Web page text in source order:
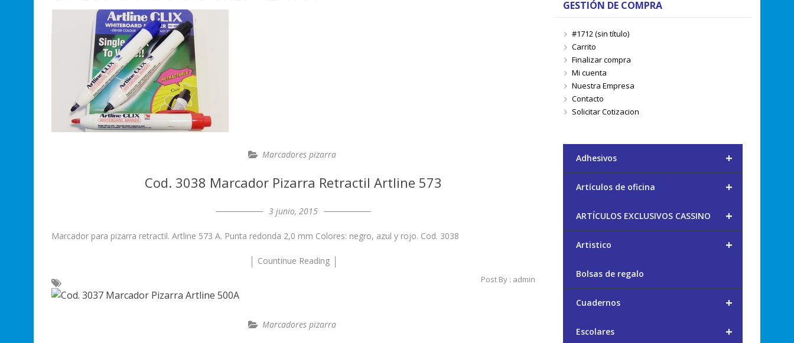
Marcadores pizarra
Cod. 3038 Marcador Pizarra Retractil Artline 573
3 junio, 2015
Marcador para pizarra retractil. Artline 573 A. Punta redonda 2,0 mm Colores: negro, azul y rojo. Cod. 3038
Countinue Reading
Post By : admin
Marcadores pizarra
GESTIÓN DE COMPRA
#1712 (sin título)
Carrito
Finalizar compra
Mi cuenta
Nuestra Empresa
Contacto
Solicitar Cotizacion
+
Adhesivos
+
Artículos de oficina
+
ARTÍCULOS EXCLUSIVOS CASSINO
+
Artistico
Bolsas de regalo
+
Cuadernos
+
Escolares